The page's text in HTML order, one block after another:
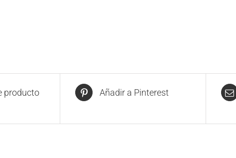
producto Añadir a Pinterest